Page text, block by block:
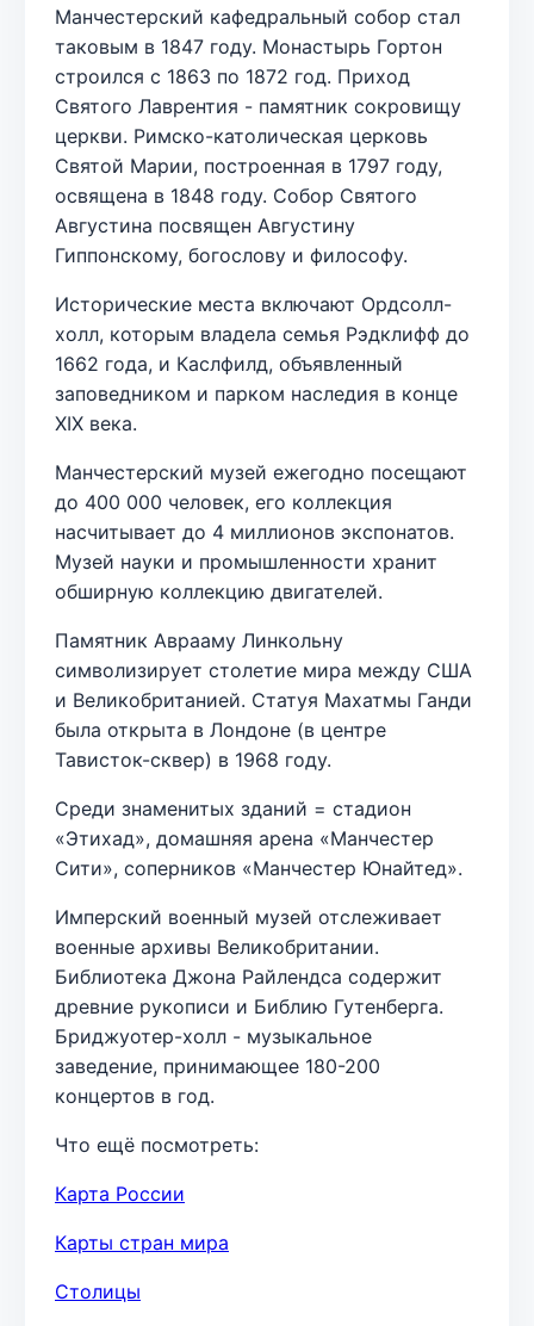
Манчестерский кафедральный собор стал
таковым в 1847 году. Монастырь Гортон
строился с 1863 по 1872 год. Приход
Святого Лаврентия - памятник сокровищу
церкви. Римско-католическая церковь
Святой Марии, построенная в 1797 году,
освящена в 1848 году. Собор Святого
Августина посвящен Августину
Гиппонскому, богослову и философу.
Исторические места включают Ордсолл-
холл, которым владела семья Рэдклифф до
1662 года, и Каслфилд, объявленный
заповедником и парком наследия в конце
XIX века.
Манчестерский музей ежегодно посещают
до 400 000 человек, его коллекция
насчитывает до 4 миллионов экспонатов.
Музей науки и промышленности хранит
обширную коллекцию двигателей.
Памятник Аврааму Линкольну
символизирует столетие мира между США
и Великобританией. Статуя Махатмы Ганди
была открыта в Лондоне (в центре
Тависток-сквер) в 1968 году.
Среди знаменитых зданий = стадион
«Этихад», домашняя арена «Манчестер
Сити», соперников «Манчестер Юнайтед».
Имперский военный музей отслеживает
военные архивы Великобритании.
Библиотека Джона Райлендса содержит
древние рукописи и Библию Гутенберга.
Бриджуотер-холл - музыкальное
заведение, принимающее 180-200
концертов в год.
Что ещё посмотреть:
Карта России
Карты стран мира
Столицы